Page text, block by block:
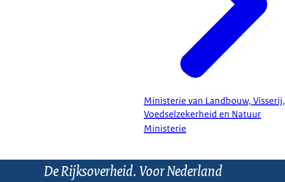
Ministerie van Landbouw, Visserij,
Voedselzekerheid en Natuur
Ministerie
De Rijksoverheid. Voor Nederland